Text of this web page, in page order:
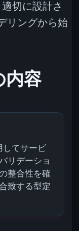
切に設計さ
リングから始
内容
してサービ
リデーショ
整合性を確
致する型定